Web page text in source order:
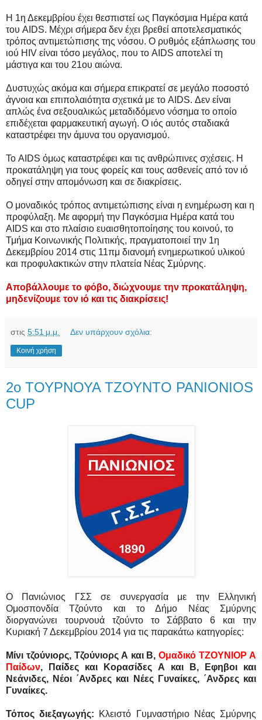
Η 1η Δεκεμβρίου έχει θεσπιστεί ως Παγκόσμια Ημέρα κατά
του AIDS. Μέχρι σήμερα δεν έχει βρεθεί αποτελεσματικός
τρόπος αντιμετώπισης της νόσου. Ο ρυθμός εξάπλωσης του
ιού HIV είναι τόσο μεγάλος, που το AIDS αποτελεί τη
μάστιγα και του 21ου αιώνα.
Δυστυχώς ακόμα και σήμερα επικρατεί σε μεγάλο ποσοστό
άγνοια και επιπολαιότητα σχετικά με το AIDS. Δεν είναι
απλώς ένα σεξουαλικώς μεταδιδόμενο νόσημα το οποίο
επιδέχεται φαρμακευτική αγωγή. Ο ιός αυτός σταδιακά
καταστρέφει την άμυνα του οργανισμού.
Το AIDS όμως καταστρέφει και τις ανθρώπινες σχέσεις. Η
προκατάληψη για τους φορείς και τους ασθενείς από τον ιό
οδηγεί στην απομόνωση και σε διακρίσεις.
Ο μοναδικός τρόπος αντιμετώπισης είναι η ενημέρωση και η
προφύλαξη. Με αφορμή την Παγκόσμια Ημέρα κατά του
AIDS και στο πλαίσιο ευαισθητοποίησης του κοινού, το
Τμήμα Κοινωνικής Πολιτικής, πραγματοποιεί την 1η
Δεκεμβρίου 2014 στις 11πμ διανομή ενημερωτικού υλικού
και προφυλακτικών στην πλατεία Νέας Σμύρνης.
Αποβάλλουμε το φόβο, διώχνουμε την προκατάληψη,
μηδενίζουμε τον ιό και τις διακρίσεις!
στις 5:51 μ.μ. Δεν υπάρχουν σχόλια:
Κοινή χρήση
2ο ΤΟΥΡΝΟΥΑ ΤΖΟΥΝΤΟ PANIONIOS
CUP
O
Πανιώνιος ΓΣΣ σε συνεργασία με την Ελληνική
Ομοσπονδία Τζούντο και το Δήμο Νέας Σμύρνης
διοργανώνει τουρνουά τζούντο το Σάββατο 6 και την
Κυριακή 7 Δεκεμβρίου 2014 για τις παρακάτω κατηγορίες:
Μίνι τζούνιορς, Τζούνιορς Α και Β,Ομαδικό ΤΖΟΥΝΙΟΡ Α
Παίδων, Παίδες και Κορασίδες Α και Β, Εφηβοι και
Νεάνιδες, Νέοι ΄Ανδρες και Νέες Γυναίκες, ΄Ανδρες και
Γυναίκες.
Τόπος διεξαγωγής: Κλειστό Γυμναστήριο Νέας Σμύρνης